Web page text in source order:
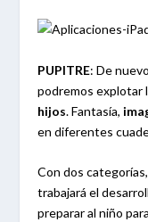
PUPITRE: De
podremos explotar
hijos. Fantasía,
en diferentes
Con dos categorías,
trabajará el
preparar al niño